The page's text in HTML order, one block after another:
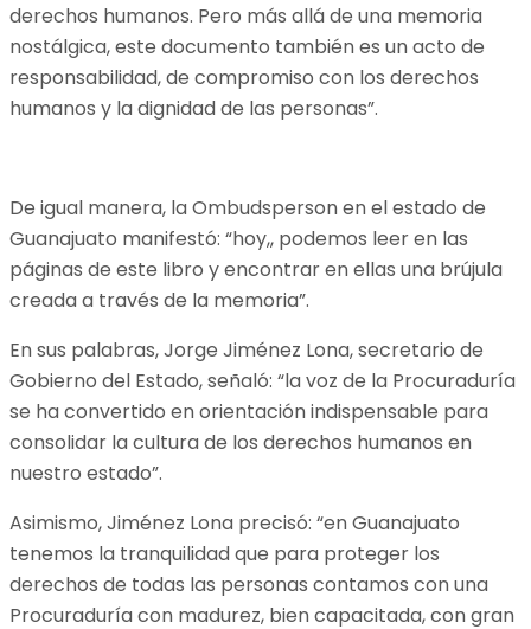
derechos humanos. Pero más allá de una memoria
nostálgica, este documento también es un acto de
responsabilidad, de compromiso con los derechos
humanos y la dignidad de las personas”.
De igual manera, la Ombudsperson en el estado de
Guanajuato manifestó: “hoy,, podemos leer en las
páginas de este libro y encontrar en ellas una brújula
creada a través de la memoria”.
En sus palabras, Jorge Jiménez Lona, secretario de
Gobierno del Estado, señaló: “la voz de la Procuraduría
se ha convertido en orientación indispensable para
consolidar la cultura de los derechos humanos en
nuestro estado”.
Asimismo, Jiménez Lona precisó: “en Guanajuato
tenemos la tranquilidad que para proteger los
derechos de todas las personas contamos con una
Procuraduría con madurez, bien capacitada, con gran